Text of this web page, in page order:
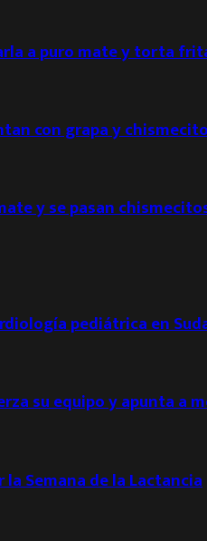
a puro mate y torta
con grapa y
y se pasan
pediátrica en
su equipo y apunta a
Semana de la Lactancia